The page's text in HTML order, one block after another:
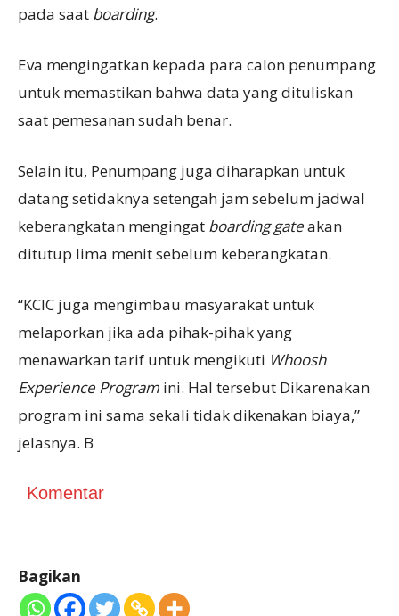
pada saat boarding.
Eva mengingatkan kepada para calon penumpang
untuk memastikan bahwa data yang dituliskan
saat pemesanan sudah benar.
Selain itu, Penumpang juga diharapkan untuk
datang setidaknya setengah jam sebelum jadwal
keberangkatan mengingat boarding gateakan
ditutup lima menit sebelum keberangkatan.
“KCIC juga mengimbau masyarakat untuk
melaporkan jika ada pihak-pihak yang
menawarkan tarif untuk mengikuti Whoosh
Experience Program ini. Hal tersebut Dikarenakan
program ini sama sekali tidak dikenakan biaya,”
jelasnya. B
Komentar
Bagikan